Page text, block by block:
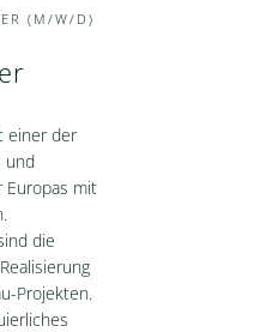
(M/W/D)
einer der
und
Europas mit
die
Projekten.